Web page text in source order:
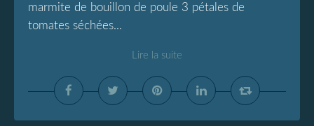
marmite de bouillon de poule 3 pétales de
tomates séchées...
Lire la suite